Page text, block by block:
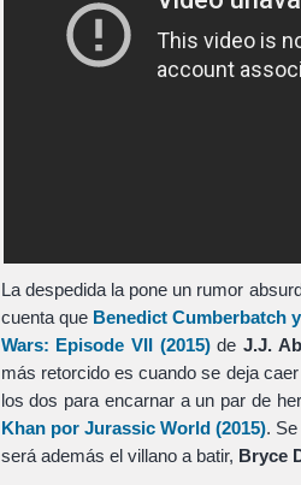
La despedida la pone un rumor
cuenta que Benedict Cumberbatch
Wars: Episode VII (2015)deJ.J.
más retorcido es cuando se deja
los dos para encarnar a un par de
Khanpor Jurassic World(2015).
será además el villano a batir, Bryce